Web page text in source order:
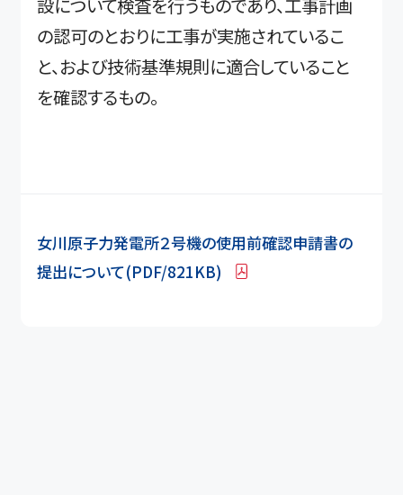
設について検査を行うものであり、工事計画
の認可のとおりに工事が実施されているこ
と、および技術基準規則に適合していること
を確認するもの。
女川原子力発電所２号機の使用前確認申請書の
提出について(PDF/821KB)